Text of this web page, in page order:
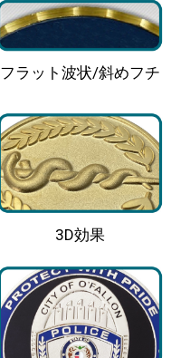
フラット波状/斜めフチ
3D効果